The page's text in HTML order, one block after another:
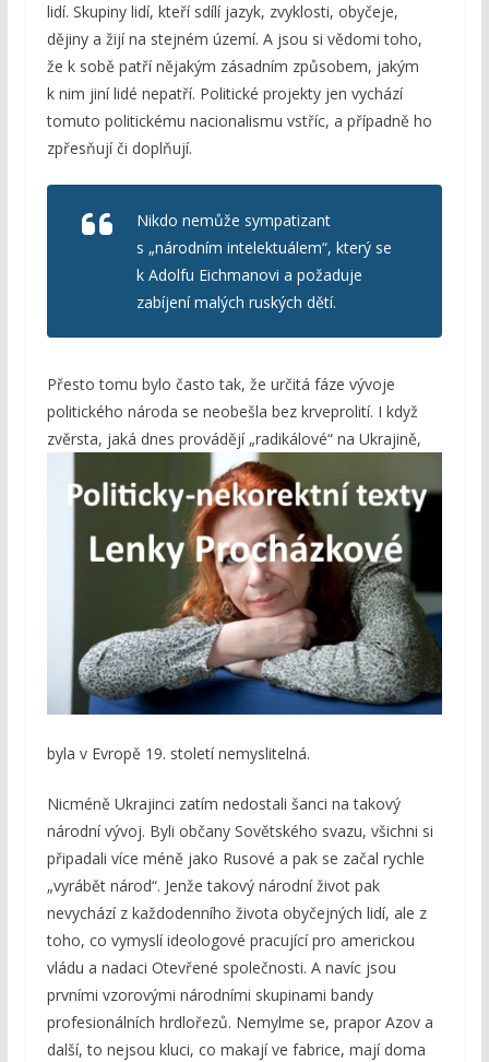
lidí. Skupiny lidí, kteří sdílí jazyk, zvyklosti, obyčeje,
dějiny a žijí na stejném území. A jsou si vědomi toho,
že k sobě patří nějakým zásadním způsobem, jakým
k nim jiní lidé nepatří. Politické projekty jen vychází
tomuto politickému nacionalismu vstříc, a případně ho
zpřesňují či doplňují.
Nikdo nemůže sympatizant
s „národním intelektuálem“, který se
k Adolfu Eichmanovi a požaduje
zabíjení malých ruských dětí.
Přesto tomu bylo často tak, že určitá fáze vývoje
politického národa se neobešla bez krveprolití. I když
zvěrsta, jaká dnes provádějí „radikálové“ na Ukrajině,
byla v Evropě 19. století nemyslitelná.
Nicméně Ukrajinci zatím nedostali šanci na takový
národní vývoj. Byli občany Sovětského svazu, všichni si
připadali více méně jako Rusové a pak se začal rychle
„vyrábět národ“. Jenže takový národní život pak
nevychází z každodenního života obyčejných lidí, ale z
toho, co vymyslí ideologové pracující pro americkou
vládu a nadaci Otevřené společnosti. A navíc jsou
prvními vzorovými národními skupinami bandy
profesionálních hrdlořezů. Nemylme se, prapor Azov a
další, to nejsou kluci, co makají ve fabrice, mají doma